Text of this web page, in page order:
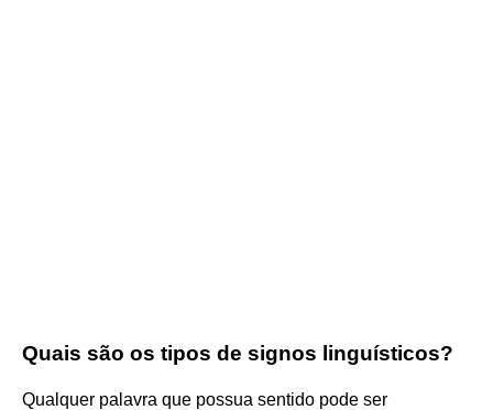
Quais são os tipos de signos linguísticos?
Qualquer palavra que possua sentido pode ser